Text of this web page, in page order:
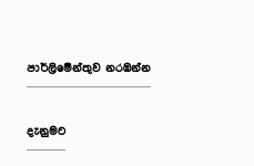
පාර්ලි‌මේන්තුව නරඹන්න
දැනුමට